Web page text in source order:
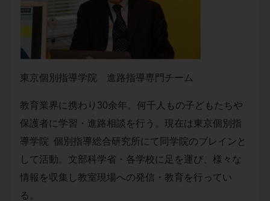
東京個別指導学院 進路指導専門チーム
教育業界に携わり30余年。何千人もの子どもたちや
保護者に学習・進路相談を行う。現在は東京個別指
導学院 個別指導総合研究所にて同学院のブレインと
して活動。文部科学省・各学校に足を運び、様々な
情報を収集し教室現場への発信・教育を行ってい
る。